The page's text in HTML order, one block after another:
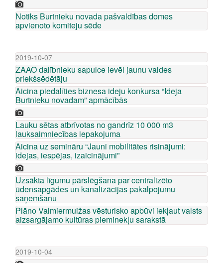
Notiks Burtnieku novada pašvaldības domes
apvienoto komiteju sēde
2019-10-07
ZAAO dalībnieku sapulce ievēl jaunu valdes
priekšsēdētāju
Aicina piedalīties biznesa ideju konkursa “Ideja
Burtnieku novadam” apmācībās
Lauku sētas atbrīvotas no gandrīz 10 000 m3
lauksaimniecības iepakojuma
Aicina uz semināru “Jauni mobilitātes risinājumi:
idejas, iespējas, izaicinājumi”
Uzsākta līgumu pārslēgšana par centralizēto
ūdensapgādes un kanalizācijas pakalpojumu
saņemšanu
Plāno Valmiermuižas vēsturisko apbūvi iekļaut valsts
aizsargājamo kultūras pieminekļu sarakstā
2019-10-04